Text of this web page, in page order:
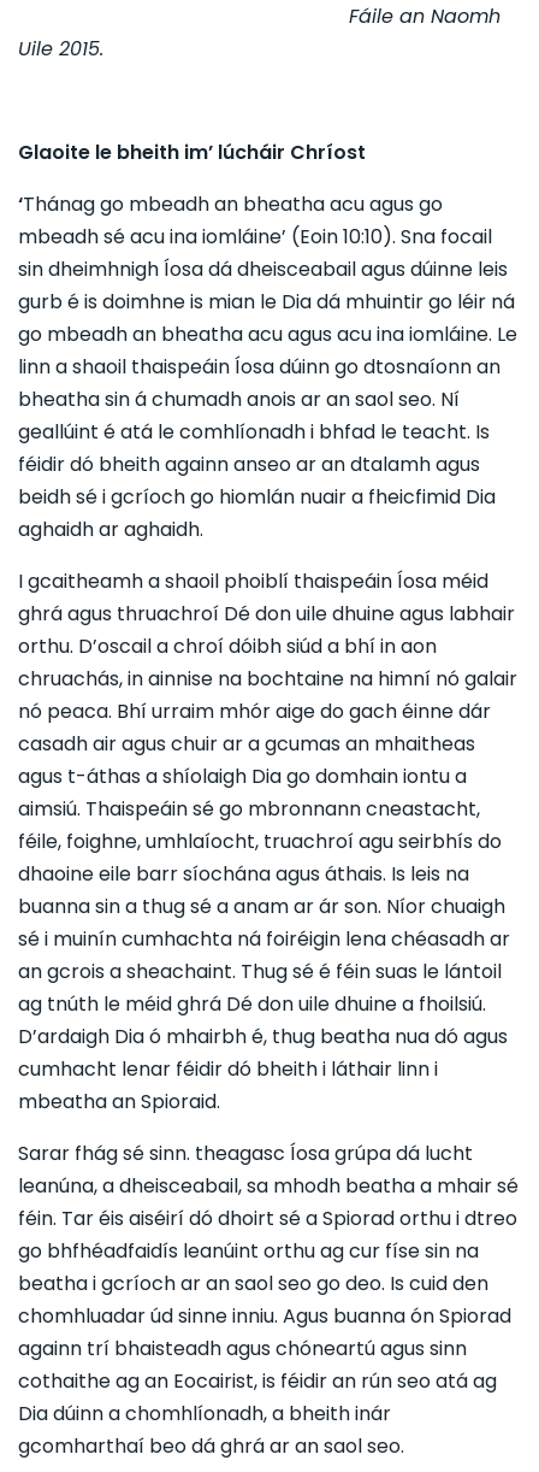
Fáile an Naomh
Uile 2015.
Glaoite le bheith im’ lúcháir Chríost
‘Thánag go mbeadh an bheatha acu agus go
mbeadh sé acu ina iomláine’ (Eoin 10:10). Sna focail
sin dheimhnigh Íosa dá dheisceabail agus dúinne leis
gurb é is doimhne is mian le Dia dá mhuintir go léir ná
go mbeadh an bheatha acu agus acu ina iomláine. Le
linn a shaoil thaispeáin Íosa dúinn go dtosnaíonn an
bheatha sin á chumadh anois ar an saol seo. Ní
geallúint é atá le comhlíonadh i bhfad le teacht. Is
féidir dó bheith againn anseo ar an dtalamh agus
beidh sé i gcríoch go hiomlán nuair a fheicfimid Dia
aghaidh ar aghaidh.
I gcaitheamh a shaoil phoiblí thaispeáin Íosa méid
ghrá agus thruachroí Dé don uile dhuine agus labhair
orthu. D’oscail a chroí dóibh siúd a bhí in aon
chruachás, in ainnise na bochtaine na himní nó galair
nó peaca. Bhí urraim mhór aige do gach éinne dár
casadh air agus chuir ar a gcumas an mhaitheas
agus t-áthas a shíolaigh Dia go domhain iontu a
aimsiú. Thaispeáin sé go mbronnann cneastacht,
féile, foighne, umhlaíocht, truachroí agu seirbhís do
dhaoine eile barr síochána agus áthais. Is leis na
buanna sin a thug sé a anam ar ár son. Níor chuaigh
sé i muinín cumhachta ná foiréigin lena chéasadh ar
an gcrois a sheachaint. Thug sé é féin suas le lántoil
ag tnúth le méid ghrá Dé don uile dhuine a fhoilsiú.
D’ardaigh Dia ó mhairbh é, thug beatha nua dó agus
cumhacht lenar féidir dó bheith i láthair linn i
mbeatha an Spioraid.
Sarar fhág sé sinn. theagasc Íosa grúpa dá lucht
leanúna, a dheisceabail, sa mhodh beatha a mhair sé
féin. Tar éis aiséirí dó dhoirt sé a Spiorad orthu i dtreo
go bhfhéadfaidís leanúint orthu ag cur físe sin na
beatha i gcríoch ar an saol seo go deo. Is cuid den
chomhluadar úd sinne inniu. Agus buanna ón Spiorad
againn trí bhaisteadh agus chóneartú agus sinn
cothaithe ag an Eocairist, is féidir an rún seo atá ag
Dia dúinn a chomhlíonadh, a bheith inár
gcomharthaí beo dá ghrá ar an saol seo.